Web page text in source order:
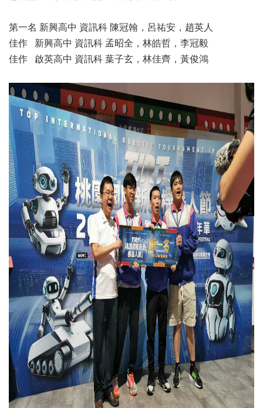
第一名 新興高中 資訊科 陳冠翰，呂祐安，趙英人
佳作 新興高中 資訊科 孟昭全，林皓哲，李冠毅
佳作 啟英高中 資訊科 葉子玄，林佳齊，黃俊鴻